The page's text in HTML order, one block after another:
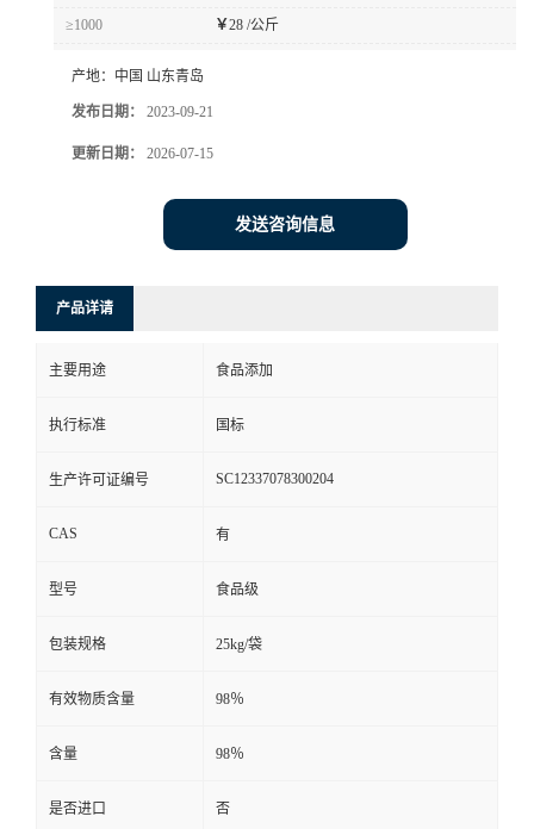
≥1000 ￥28 /公斤
产地： 中国 山东青岛
发布日期： 2023-09-21
更新日期： 2026-07-15
发送咨询信息
产品详请
主要用途 食品添加
执行标准 国标
生产许可证编号 SC12337078300204
CAS 有
型号 食品级
包装规格 25kg/袋
有效物质含量 98％
含量 98％
是否进口 否